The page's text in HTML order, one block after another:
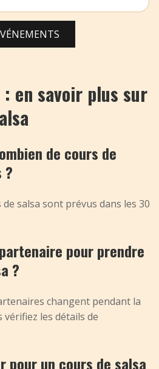
: en savoir plus sur
de cours de
?
salsa sont prévus dans les 30
pour prendre
?
changent pendant la
les détails de
pour un cours de salsa